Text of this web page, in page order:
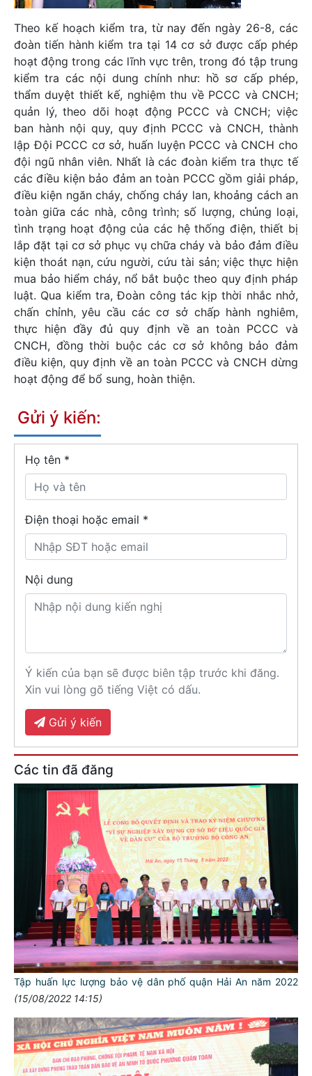
Theo kế hoạch kiểm tra, từ nay đến ngày 26-8, các
đoàn tiến hành kiểm tra tại 14 cơ sở được cấp phép
hoạt động trong các lĩnh vực trên, trong đó tập trung
kiểm tra các nội dung chính như: hồ sơ cấp phép,
thẩm duyệt thiết kế, nghiệm thu về PCCC và CNCH;
quản lý, theo dõi hoạt động PCCC và CNCH; việc
ban hành nội quy, quy định PCCC và CNCH, thành
lập Đội PCCC cơ sở, huấn luyện PCCC và CNCH cho
đội ngũ nhân viên. Nhất là các đoàn kiểm tra thực tế
các điều kiện bảo đảm an toàn PCCC gồm giải pháp,
điều kiện ngăn cháy, chống cháy lan, khoảng cách an
toàn giữa các nhà, công trình; số lượng, chủng loại,
tình trạng hoạt động của các hệ thống điện, thiết bị
lắp đặt tại cơ sở phục vụ chữa cháy và bảo đảm điều
kiện thoát nạn, cứu người, cứu tài sản; việc thực hiện
mua bảo hiểm cháy, nổ bắt buộc theo quy định pháp
luật. Qua kiểm tra, Đoàn công tác kịp thời nhắc nhở,
chấn chỉnh, yêu cầu các cơ sở chấp hành nghiêm,
thực hiện đầy đủ quy định về an toàn PCCC và
CNCH, đồng thời buộc các cơ sở không bảo đảm
điều kiện, quy định về an toàn PCCC và CNCH dừng
hoạt động để bổ sung, hoàn thiện.
Gửi ý kiến:
Họ tên *
Điện thoại hoặc email *
Nội dung
Ý kiến của bạn sẽ được biên tập trước khi đăng.
Xin vui lòng gõ tiếng Việt có dấu.
Gửi ý kiến
Các tin đã đăng
Tập huấn lực lượng bảo vệ dân phố quận Hải An năm 2022
(15/08/2022 14:15)